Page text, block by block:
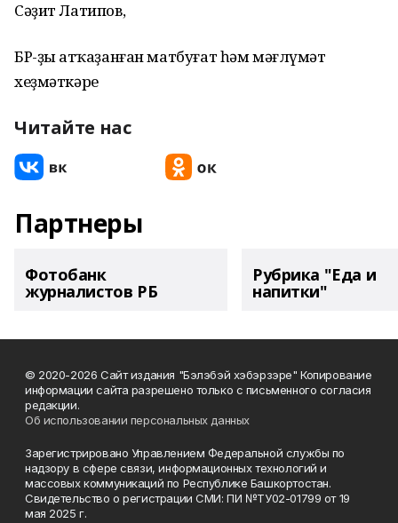
Сәҙит Латипов,
БР-ҙың атҡаҙанған матбуғат һәм мәғлүмәт
хеҙмәткәре
Читайте нас
Партнеры
Фотобанк
журналистов РБ
Рубрика "Еда и
напитки"
© 2020-2026 Сайт издания "Бэлэбэй хэбэрзэре" Копирование
информации сайта разрешено только с письменного согласия
редакции.
Об использовании персональных данных
Зарегистрировано Управлением Федеральной службы по
надзору в сфере связи, информационных технологий и
массовых коммуникаций по Республике Башкортостан.
Свидетельство о регистрации СМИ: ПИ №ТУ02-01799 от 19
мая 2025 г.